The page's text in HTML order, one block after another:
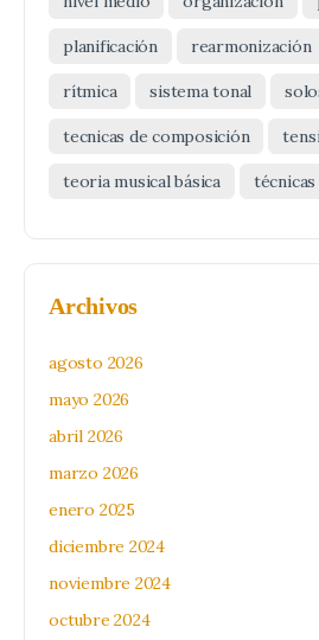
planificación rearmonización
rítmica sistema tonal
tecnicas de composición
teoria musical básica técnicas
Archivos
agosto 2026
mayo 2026
abril 2026
marzo 2026
enero 2025
diciembre 2024
noviembre 2024
octubre 2024